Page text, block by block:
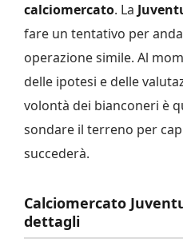
calciomercato. La
fare un tentativo per
operazione simile. Al
delle ipotesi e delle
volontà dei bianconeri è
sondare il terreno per
succederà.
Calciomercato
dettagli